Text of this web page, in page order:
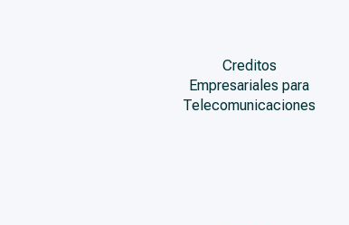
Creditos
Empresariales para
Telecomunicaciones